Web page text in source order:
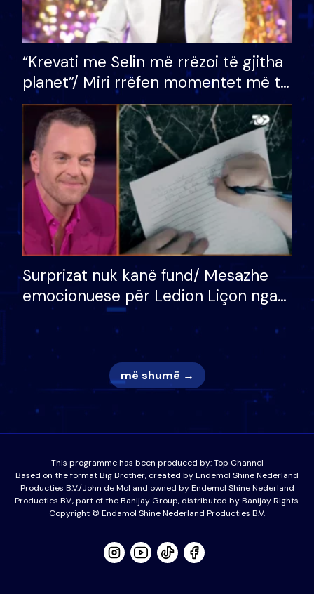
“Krevati me Selin më rrëzoi të gjitha
planet”/ Miri rrëfen momentet më të
bukura në shtëpinë e BB VIP: Do më
mungojë zilja e mëngjesit kur…
Surprizat nuk kanë fund/ Mesazhe
emocionuese për Ledion Liçon nga
nëna dhe fëmijët e tij, moderatori
nuk i mban dot lotët: Nuk meritoj…
më shumë →
This programme has been produced by:Top Channel
Based on the format Big Brother, created by Endemol Shine Nederland
Producties B.V./John de Mol and owned by Endemol Shine Nederland
Producties BV., part of the Banijay Group, distributed by Banijay Rights.
Copyright © Endamol Shine Nederland Producties B.V.